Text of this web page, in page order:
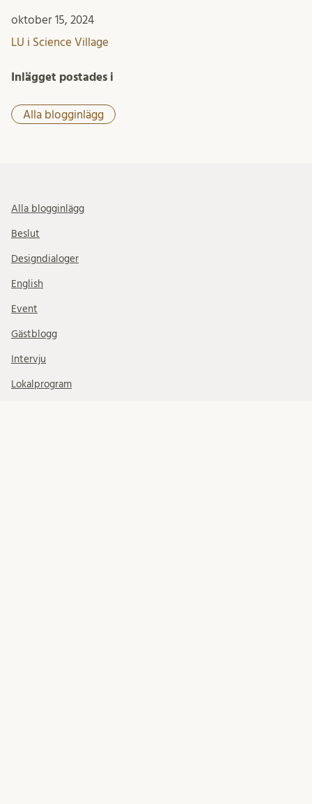
oktober 15, 2024
LU i Science Village
Inlägget postades i
Alla blogginlägg
Alla blogginlägg
Beslut
Designdialoger
English
Event
Gästblogg
Intervju
Lokalprogram